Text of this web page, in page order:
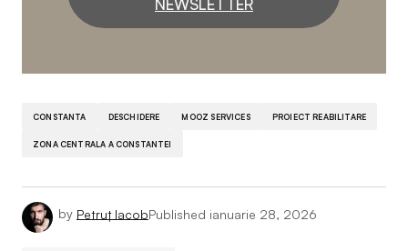
NEWSLETTER
CONSTANTA DESCHIDERE MOOZ SERVICES PROIECT REABILITARE
ZONA CENTRALA A CONSTANTEI
by Petruț IacobPublished ianuarie 28, 2026